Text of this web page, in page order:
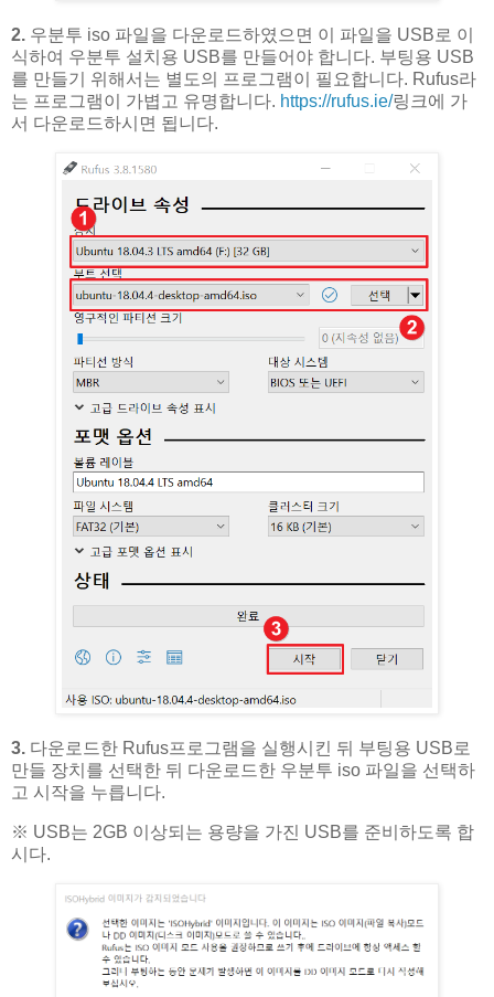
2. 우분투 iso 파일을 다운로드하였으면 이 파일을 USB로 이
식하여 우분투 설치용 USB를 만들어야 합니다. 부팅용 USB
를 만들기 위해서는 별도의 프로그램이 필요합니다. Rufus라
는 프로그램이 가볍고 유명합니다. https://rufus.ie/링크에 가
서 다운로드하시면 됩니다.
3. 다운로드한 Rufus프로그램을 실행시킨 뒤 부팅용 USB로
만들 장치를 선택한 뒤 다운로드한 우분투 iso 파일을 선택하
고 시작을 누릅니다.
※ USB는 2GB 이상되는 용량을 가진 USB를 준비하도록 합
시다.